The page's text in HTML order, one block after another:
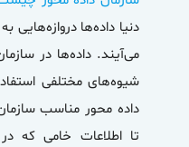
دنیا داده‌ها
می‌آیند. داده‌ها در
شیوه‌های مختلفی
داده محور مناسب
تا اطلاعات خامی که در